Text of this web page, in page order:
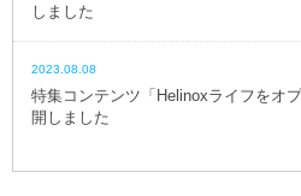
しました
2023.08.08
特集コンテンツ「Helinoxライフをオ
開しました